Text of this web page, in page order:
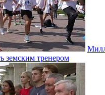
земским тренером